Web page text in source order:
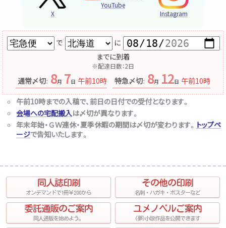
X
YouTube
Instagram
で
に
までに到着
※配達日数：2日
通常〆切： 8月 7日 午前10時 特急〆切： 8月 12日 午前10時
午前10時までの入稿で、前日の日付での受付となります。
会場への宅配搬入は〆切が異なります。
年末年始・ＧＷ連休・夏季休暇の期間は〆切が変わります。 トップペ
ージで告知いたします。
同人誌印刷
オンデマンドで1冊￥200から
その他の印刷
名刺・ハガキ・ポスターなど
委託通販のご案内
同人通販を始めよう。
ユメノベルご案内
(夢)小説作品を公開できます